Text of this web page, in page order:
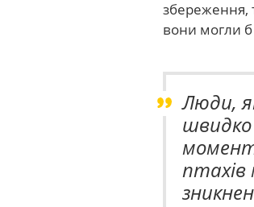
збереження,
вони могли
Люди,
швидко
птахів